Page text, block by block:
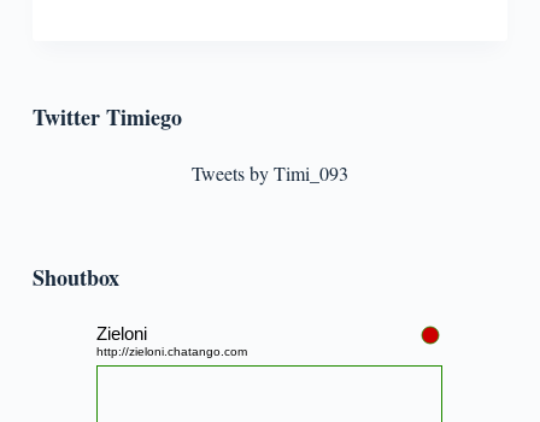
Twitter Timiego
Tweets by Timi_093
Shoutbox